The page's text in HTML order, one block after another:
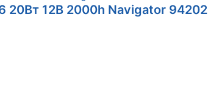
20Вт 12В 2000h Navigator 94202